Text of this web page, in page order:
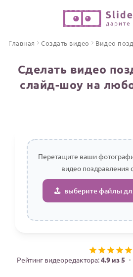
ПО ФОРМАТУ
Стихи и тексты
ПРАЗДНИКИ
С Днем рождения
Юбилей
Свадьба
Календарь праздников
ИНСТРУМЕНТЫ
ОТЗЫВЫ
Главная Создать видео Видео
Сделать видео
слайд-шоу на
Перетащите ваши
видео поздравления
выберите файлы
Рейтинг видеоредактора:4.9 из 5